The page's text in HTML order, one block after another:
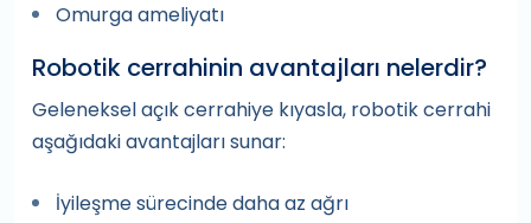
Omurga ameliyatı
Robotik cerrahinin avantajları nelerdir?
Geleneksel açık cerrahiye kıyasla, robotik cerrahi
aşağıdaki avantajları sunar:
İyileşme sürecinde daha az ağrı